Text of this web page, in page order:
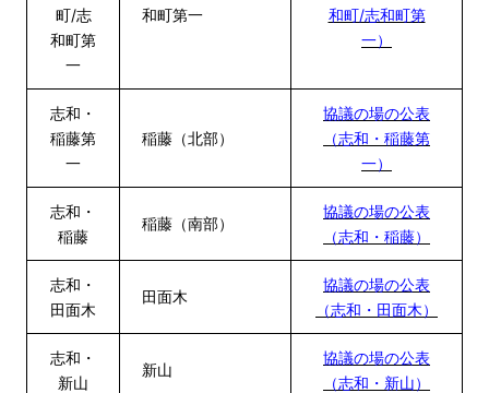
町/志
和町第
一
和町第一
和町/志和町第
一）
志和・
稲藤第
一
稲藤（北部）
協議の場の公表
（志和・稲藤第
一）
志和・
稲藤
稲藤（南部）
協議の場の公表
（志和・稲藤）
志和・
田面木
田面木
協議の場の公表
（志和・田面木）
志和・
新山
新山
協議の場の公表
（志和・新山）